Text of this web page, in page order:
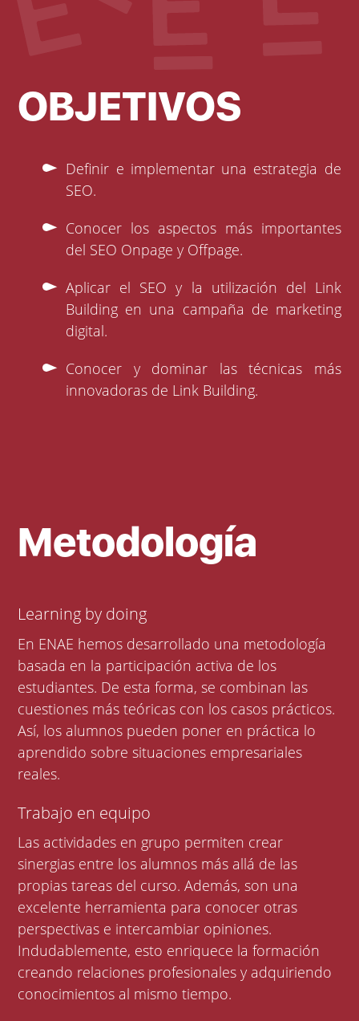
OBJETIVOS
Definir e implementar una estrategia de
SEO.
Conocer los aspectos más importantes
del SEO Onpage y Offpage.
Aplicar el SEO y la utilización del Link
Building en una campaña de marketing
digital.
Conocer y dominar las técnicas más
innovadoras de Link Building.
Metodología
Learning by doing
En ENAE hemos desarrollado una metodología
basada en la participación activa de los
estudiantes. De esta forma, se combinan las
cuestiones más teóricas con los casos prácticos.
Así, los alumnos pueden poner en práctica lo
aprendido sobre situaciones empresariales
reales.
Trabajo en equipo
Las actividades en grupo permiten crear
sinergias entre los alumnos más allá de las
propias tareas del curso. Además, son una
excelente herramienta para conocer otras
perspectivas e intercambiar opiniones.
Indudablemente, esto enriquece la formación
creando relaciones profesionales y adquiriendo
conocimientos al mismo tiempo.